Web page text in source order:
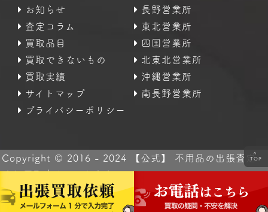
お知らせ
査定コラム
買取品目
買取できないもの
買取実績
サイトマップ
プライバシーポリシー
長野営業所
東北営業所
四国営業所
北東北営業所
沖縄営業所
南長野営業所
Copyright © 2016 - 2024 【公式】 不用品の出張査定・
高価買取｜なんでも査定のトータル All Rights Reserved.
<
TOP